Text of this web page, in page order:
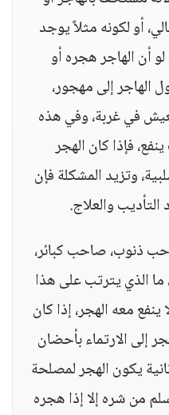
أو لكونه مثلاً يوجد
أن الهاجر هجره أو
الهاجر إلى مهجور،
في غربة، وفي هذه
فإذا كان الهجر
وتزيد المشكلة فإن
والعلاج.
ذنوب، صاحب كبائر،
ما الذي يترتب على هذا
معه الهجر، إذا كان
إلى الارتماء بأحضان
يكون الهجر لمصلحة
من شره إلا إذا هجره